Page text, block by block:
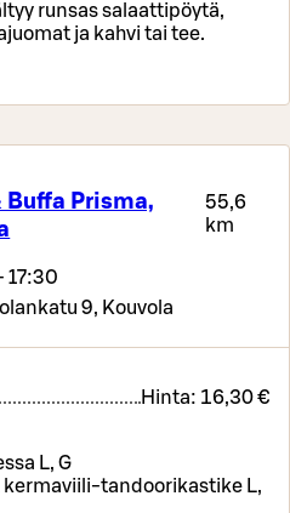
runsas salaattipöytä,
ja kahvi tai tee.
Buffa Prisma,
55,6
km
17:30
9, Kouvola
Hinta: 16,30 €
L, G
kermaviili-tandoorikastike L,